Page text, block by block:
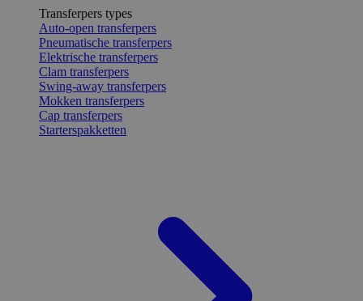
Transferpers types
Auto-open transferpers
Pneumatische transferpers
Elektrische transferpers
Clam transferpers
Swing-away transferpers
Mokken transferpers
Cap transferpers
Starterspakketten